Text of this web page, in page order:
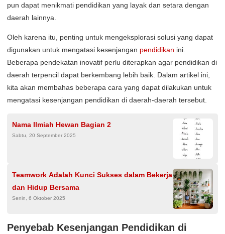
pun dapat menikmati pendidikan yang layak dan setara dengan
daerah lainnya.
Oleh karena itu, penting untuk mengeksplorasi solusi yang dapat
digunakan untuk mengatasi kesenjangan pendidikan ini.
Beberapa pendekatan inovatif perlu diterapkan agar pendidikan di
daerah terpencil dapat berkembang lebih baik. Dalam artikel ini,
kita akan membahas beberapa cara yang dapat dilakukan untuk
mengatasi kesenjangan pendidikan di daerah-daerah tersebut.
Nama Ilmiah Hewan Bagian 2
Sabtu, 20 September 2025
Teamwork Adalah Kunci Sukses dalam Bekerja
dan Hidup Bersama
Senin, 6 Oktober 2025
Penyebab Kesenjangan Pendidikan di